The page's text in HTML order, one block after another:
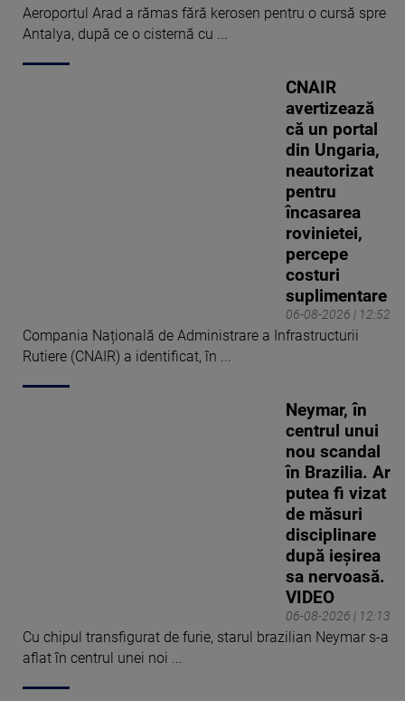
Aeroportul Arad a rămas fără kerosen pentru o cursă spre
Antalya, după ce o cisternă cu ...
06-08-2026 | 12:52
CNAIR
avertizează
că un portal
din Ungaria,
neautorizat
pentru
încasarea
rovinietei,
percepe
costuri
suplimentare
Compania Națională de Administrare a Infrastructurii
Rutiere (CNAIR) a identificat, în ...
06-08-2026 | 12:13
Neymar, în
centrul unui
nou scandal
în Brazilia. Ar
putea fi vizat
de măsuri
disciplinare
după ieșirea
sa nervoasă.
VIDEO
Cu chipul transfigurat de furie, starul brazilian Neymar s-a
aflat în centrul unei noi ...